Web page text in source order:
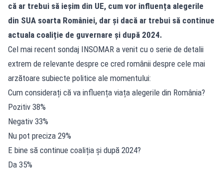
că ar trebui să ieșim din UE, cum vor influența alegerile
din SUA soarta României, dar și dacă ar trebui să continue
actuala coaliție de guvernare și după 2024.
Cel mai recent sondaj INSOMAR a venit cu o serie de detalii
extrem de relevante despre ce cred românii despre cele mai
arzătoare subiecte politice ale momentului:
Cum considerați că va influența viața alegerile din România?
Pozitiv 38%
Negativ 33%
Nu pot preciza 29%
E bine să continue coaliția și după 2024?
Da 35%